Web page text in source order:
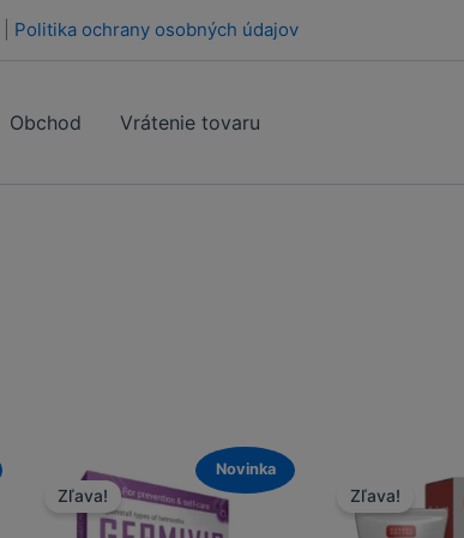
Politika ochrany osobných údajov
Obchod Vrátenie tovaru
Novinka
Zľava! Zľava!